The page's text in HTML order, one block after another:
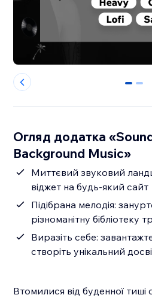
0 1
Огляд додатка
Background Music»
Миттєвий звуковий
віджет на будь-який сайт
Підібрана мелодія:
різноманітну бібліотеку
Виразіть себе:
створіть унікальний
Втомилися від буденної тиші